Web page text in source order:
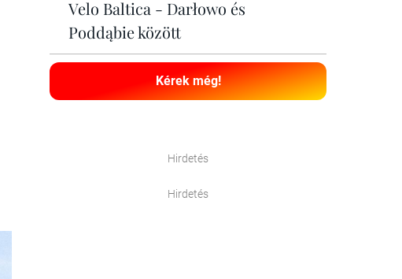
Velo Baltica - Darłowo és
Poddąbie között
Kérek még!
Hirdetés
Hirdetés